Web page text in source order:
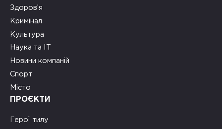
Здоров’я
Кримінал
Культура
Наука та ІТ
Новини компаній
Спорт
Місто
ПРОЄКТИ
Герої тилу